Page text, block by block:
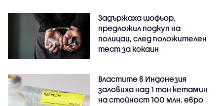
Задържаха шофьор,
предложил подкуп на
полицаи, след положителен
тест за кокаин
Властите в Индонезия
заловиха над 1 тон кетамин
на стойност 100 млн. евро